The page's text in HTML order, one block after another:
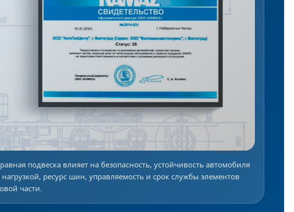
подвеска влияет на безопасность, устойчивость автомобиля
нагрузкой, ресурс шин, управляемость и срок службы элементов
части.